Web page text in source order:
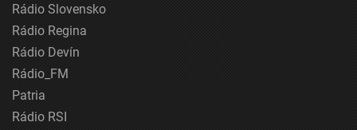
Rádio Slovensko
Rádio Regina
Rádio Devín
Rádio_FM
Patria
Rádio RSI